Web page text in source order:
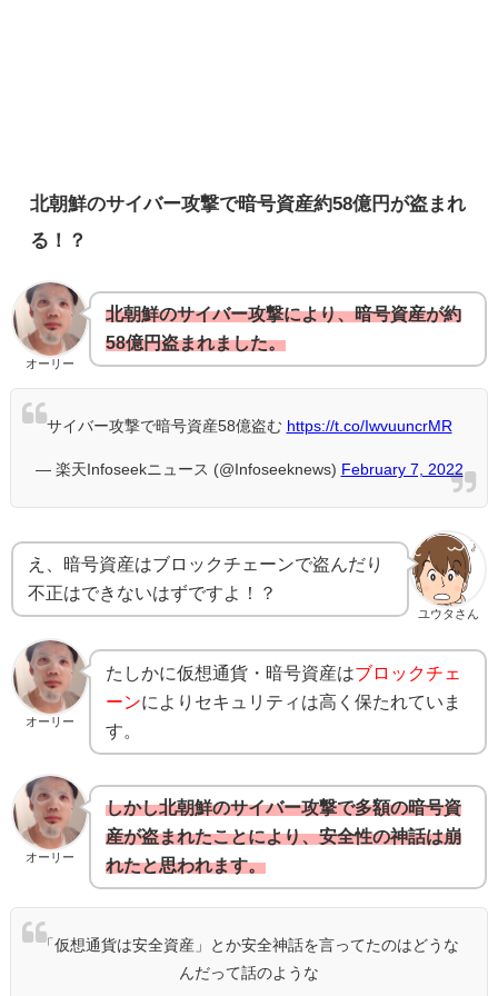
北朝鮮のサイバー攻撃で暗号資産約58億円が盗まれ
る！？
オーリー
北朝鮮のサイバー攻撃により、暗号資産が約
58億円盗まれました。
サイバー攻撃で暗号資産58億盗む https://t.co/IwvuuncrMR
— 楽天Infoseekニュース (@Infoseeknews) February 7, 2022
ユウタさん
え、暗号資産はブロックチェーンで盗んだり
不正はできないはずですよ！？
オーリー
たしかに仮想通貨・暗号資産はブロックチェ
ーンによりセキュリティは高く保たれていま
す。
オーリー
しかし北朝鮮のサイバー攻撃で多額の暗号資
産が盗まれたことにより、安全性の神話は崩
れたと思われます。
「仮想通貨は安全資産」とか安全神話を言ってたのはどうな
んだって話のような